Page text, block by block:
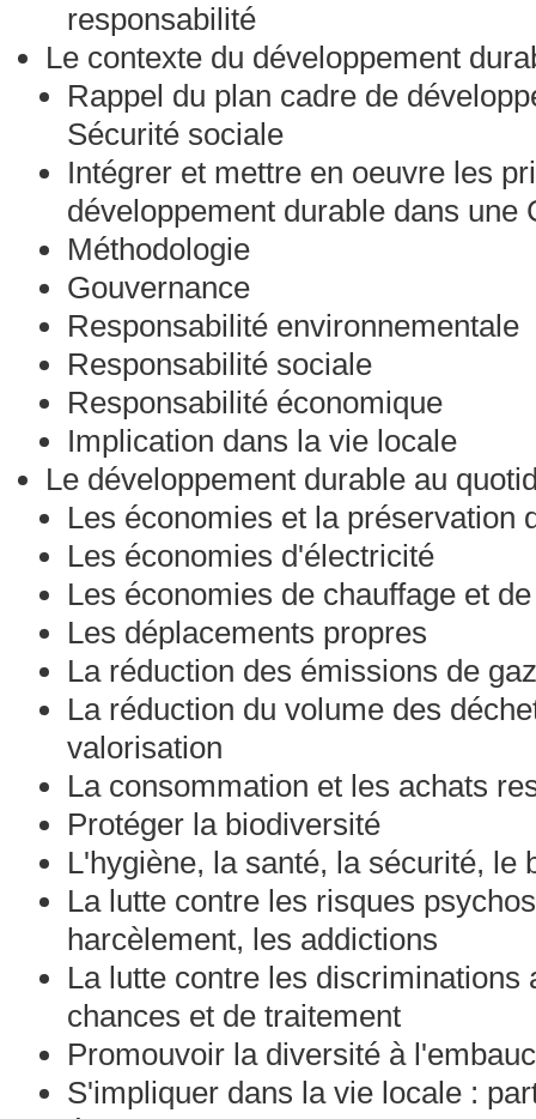
responsabilité
Le contexte du développement
Rappel du plan cadre de
Sécurité sociale
Intégrer et mettre en oeuvre les
développement durable dans une
Méthodologie
Gouvernance
Responsabilité environnementale
Responsabilité sociale
Responsabilité économique
Implication dans la vie locale
Le développement durable au
Les économies et la préservation
Les économies d'électricité
Les économies de chauffage et
Les déplacements propres
La réduction des émissions de
La réduction du volume des
valorisation
La consommation et les achats
Protéger la biodiversité
L'hygiène, la santé, la sécurité, le
La lutte contre les risques
harcèlement, les addictions
La lutte contre les discriminations
chances et de traitement
Promouvoir la diversité à
S'impliquer dans la vie locale :